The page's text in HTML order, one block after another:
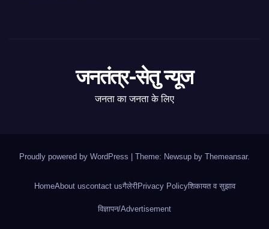
जनतंत्र-सेतु न्यूज
जनता का जनता के लिए
Proudly powered by WordPress Theme: Newsup by Themeansar.
HomeAbout uscontact usगैलेरीPrivacy Policyशिकायत व सुझाव
विज्ञापन/Advertisement